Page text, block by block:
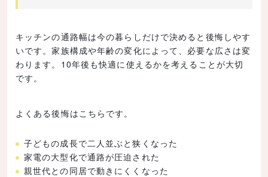
キッチンの通路幅は今の暮らしだけで決めると後悔しやす
いです。家族構成や年齢の変化によって、必要な広さは変
わります。10年後も快適に使えるかを考えることが大切
です。
よくある後悔はこちらです。
子どもの成長で二人並ぶと狭くなった
家電の大型化で通路が圧迫された
親世代との同居で動きにくくなった